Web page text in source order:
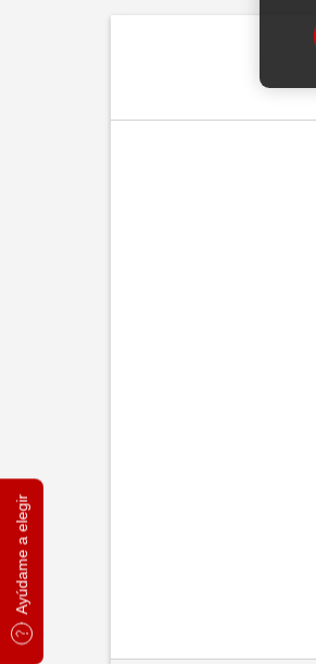
Ayúdame a elegir